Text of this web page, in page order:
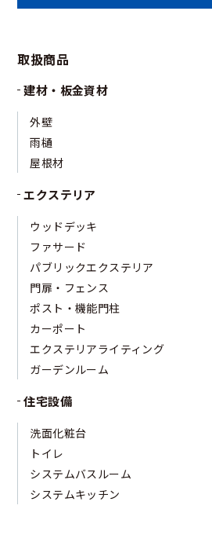
取扱商品
建材・板金資材
外壁
雨樋
屋根材
エクステリア
ウッドデッキ
ファサード
パブリックエクステリア
門扉・フェンス
ポスト・機能門柱
カーポート
エクステリアライティング
ガーデンルーム
住宅設備
洗面化粧台
トイレ
システムバスルーム
システムキッチン